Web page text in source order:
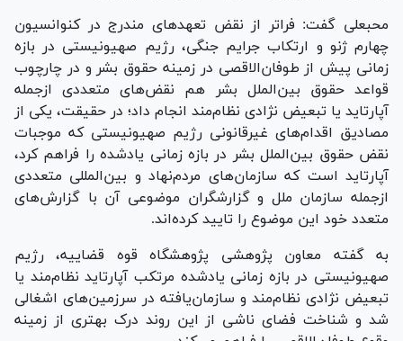
محبعلی گفت: فراتر از نقض تعهدهای مندرج در کنوانسیون
چهارم ژنو و ارتکاب جرایم جنگی، رژیم صهیونیستی در بازه
زمانی پیش از طوفان‌الاقصی در زمینه حقوق بشر و در چارچوب
قواعد حقوق بین‌الملل بشر هم نقض‌های متعددی ازجمله
آپارتاید یا تبعیض نژادی نظام‌مند انجام داد؛ در حقیقت، یکی از
مصادیق اقدام‌های غیرقانونی رژیم صهیونیستی که موجبات
نقض حقوق بین‌الملل بشر در بازه زمانی یادشده را فراهم کرد،
آپارتاید است که سازمان‌های مردم‌نهاد و بین‌المللی متعددی
ازجمله سازمان ملل و گزارشگران موضوعی آن با گزارش‌های
متعدد خود این موضوع را تایید کرده‌اند.
به گفته معاون پژوهشی پژوهشگاه قوه قضاییه، رژیم
صهیونیستی در بازه زمانی یادشده مرتکب آپارتاید نظام‌مند یا
تبعیض نژادی نظام‌مند و سازمان‌یافته در سرزمین‌های اشغالی
شد و شناخت فضای ناشی از این روند درک بهتری از زمینه